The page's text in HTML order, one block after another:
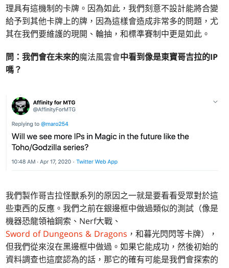
理具有這機制的卡牌。因為如此，我們刻意不設計能將合變
給予到其他卡牌上的牌，因為這樣會造成非常多的問題，尤
其在我們要維護的現開、輪抽，和標準賽制中更是如此。
問：我們會在未來的魔法風雲會中看到像是東寶哥吉拉的IP
嗎？
我們製作哥吉拉怪獸系列的原因之一就是要看看受眾對於這
些東西的反應。我們之前在銀邊框中做過類似的測試（像是
機器恐龍領袖鋼索、Nerf大戰、
Sword of Dungeons & Dragons ，和暮光閃閃等卡牌），
但我們從來沒在黑邊框中做過。如果它能成功，然後初始的
資料調查也這麼認為的話，那它的確有可能是我們會探索的